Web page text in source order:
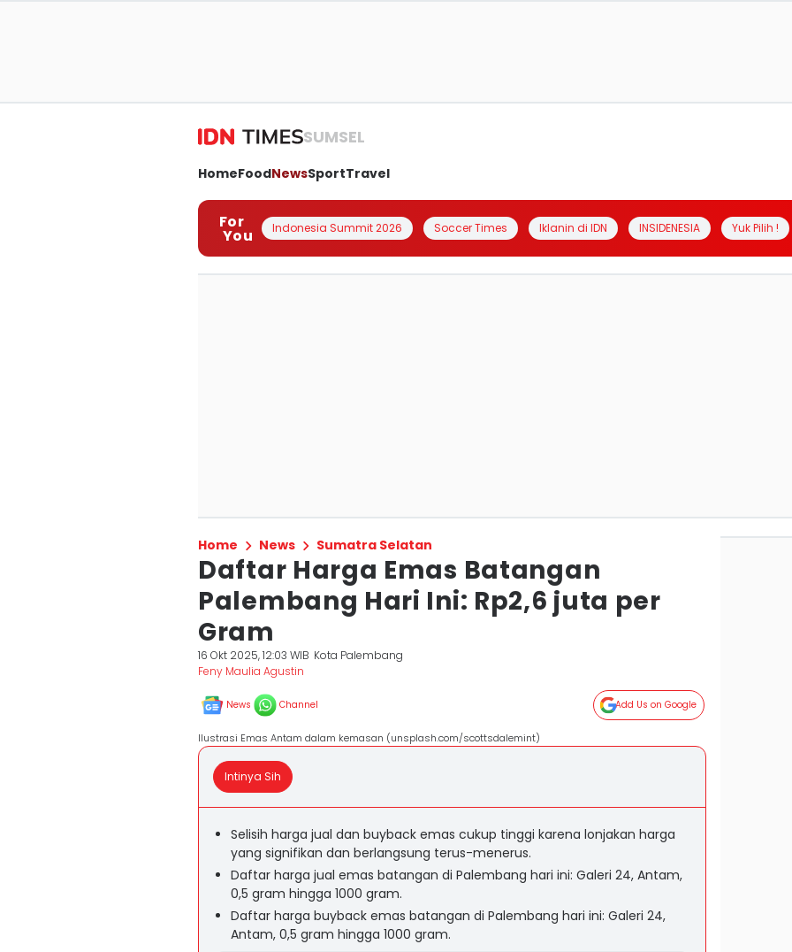
SUMSEL
HomeFoodNewsSportTravel
For
You Indonesia Summit 2026 Soccer Times Iklanin di IDN INSIDENESIA Yuk Pilih !
Home News Sumatra Selatan
Daftar Harga Emas Batangan
Palembang Hari Ini: Rp2,6 juta per
Gram
16 Okt 2025, 12:03 WIB Kota Palembang
Feny Maulia Agustin
News Channel Add Us on Google
Ilustrasi Emas Antam dalam kemasan (unsplash.com/scottsdalemint)
Intinya Sih
Selisih harga jual dan buyback emas cukup tinggi karena lonjakan harga
yang signifikan dan berlangsung terus-menerus.
Daftar harga jual emas batangan di Palembang hari ini: Galeri 24, Antam,
0,5 gram hingga 1000 gram.
Daftar harga buyback emas batangan di Palembang hari ini: Galeri 24,
Antam, 0,5 gram hingga 1000 gram.